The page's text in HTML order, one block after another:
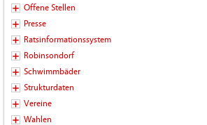
Offene Stellen
Presse
Ratsinformationssystem
Robinsondorf
Schwimmbäder
Strukturdaten
Vereine
Wahlen